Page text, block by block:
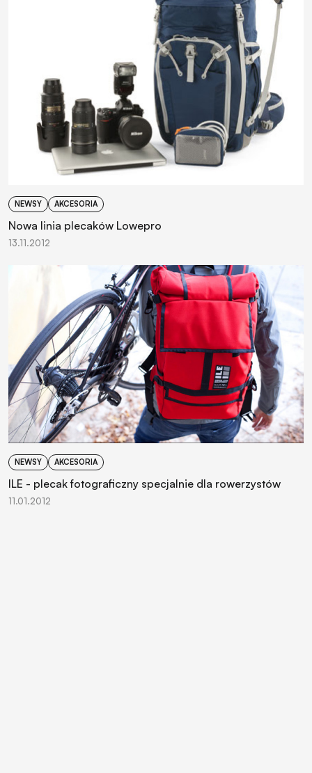
NEWSY AKCESORIA
Nowa linia plecaków Lowepro
13.11.2012
NEWSY AKCESORIA
ILE - plecak fotograficzny specjalnie dla rowerzystów
11.01.2012